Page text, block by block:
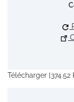
Télécharger [374.52